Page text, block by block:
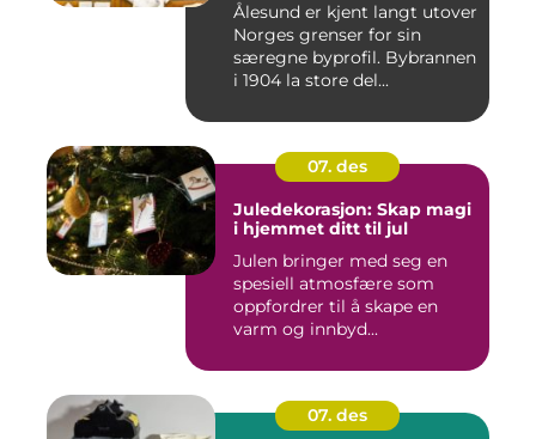
Ålesund er kjent langt utover
Norges grenser for sin
særegne byprofil. Bybrannen
i 1904 la store del...
07. des
Juledekorasjon: Skap magi
i hjemmet ditt til jul
Julen bringer med seg en
spesiell atmosfære som
oppfordrer til å skape en
varm og innbyd...
07. des